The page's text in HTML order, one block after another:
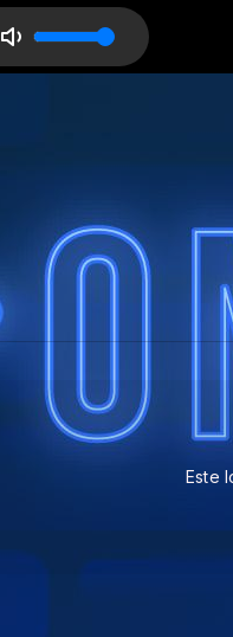
disponivel cont whatsap 15
Este